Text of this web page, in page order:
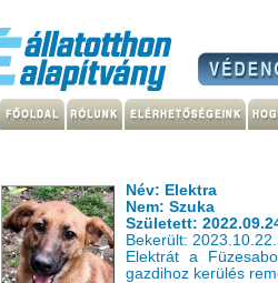
Név: Elektra
Nem: Szuka
Született:
Bekerült: 2023.10.22.
Elektrát a
gazdihoz kerülés